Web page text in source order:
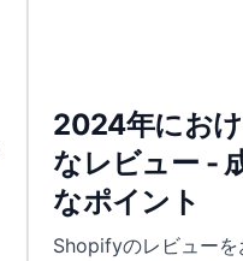
2024年にお
なレビュー -
なポイント
Shopifyのレビュー